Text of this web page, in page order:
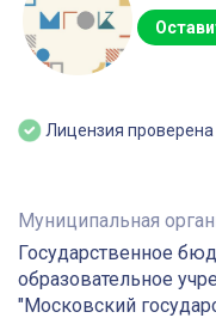
Лицензия проверена
Муниципальная
Государственное
образовательное
"Московский